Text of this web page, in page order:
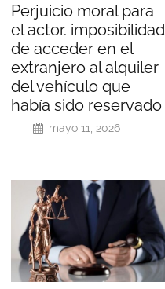
Perjuicio moral para
el actor. imposibilidad
de acceder en el
extranjero al alquiler
del vehículo que
había sido reservado
mayo 11, 2026